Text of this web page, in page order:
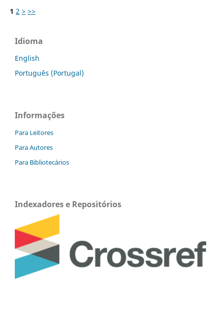
1 2 > >>
Idioma
English
Português (Portugal)
Informações
Para Leitores
Para Autores
Para Bibliotecários
Indexadores e Repositórios